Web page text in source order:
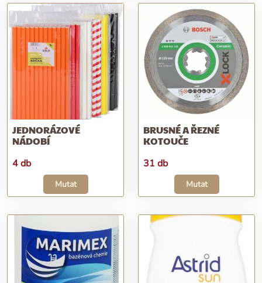
JEDNORÁZOVÉ
NÁDOBÍ
4 db
Mutat
BRUSNÉ A ŘEZNÉ
KOTOUČE
31 db
Mutat